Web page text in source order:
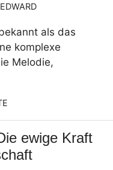
EDWARD
als das
komplexe
Melodie,
ewige Kraft